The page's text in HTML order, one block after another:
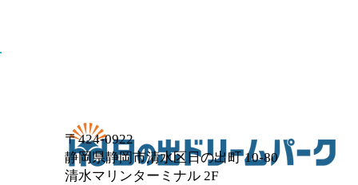
〒424-0922
静岡県静岡市清水区日の出町 10-80
清水マリンターミナル 2F